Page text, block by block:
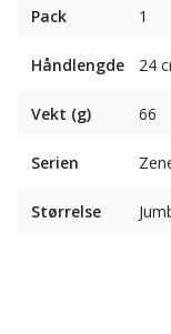
Pack 1
Håndlengde 24
Vekt (g) 66
Serien
Størrelse